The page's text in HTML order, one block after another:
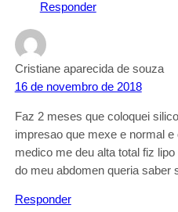
Responder
Cristiane aparecida de souza
16 de novembro de 2018
Faz 2 meses que coloquei
impresao que mexe e normal
medico me deu alta total fiz
do meu abdomen queria saber
Responder